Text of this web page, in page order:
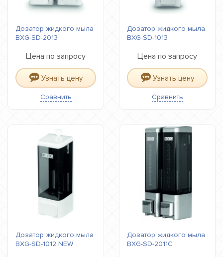
Дозатор жидкого мыла
BXG-SD-2013
Цена по запросу
Узнать цену
Сравнить
Дозатор жидкого мыла
BXG-SD-1013
Цена по запросу
Узнать цену
Сравнить
Дозатор жидкого мыла
BXG-SD-1012 NEW
Дозатор жидкого мыла
BXG-SD-2011С